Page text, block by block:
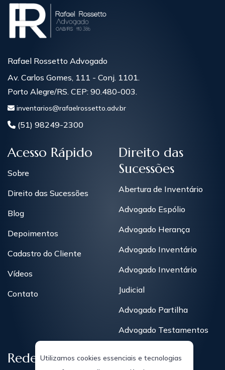
Rafael Rossetto Advogado
Av. Carlos Gomes, 111 - Conj. 1101.
Porto Alegre/RS. CEP: 90.480-003.
inventarios@rafaelrossetto.adv.br
(51) 98249-2300
Acesso Rápido
Sobre
Direito das Sucessões
Blog
Depoimentos
Cadastro do Cliente
Vídeos
Contato
Direito das
Sucessões
Abertura de Inventário
Advogado Espólio
Advogado Herança
Advogado Inventário
Advogado Inventário
Judicial
Advogado Partilha
Advogado Testamentos
Redes Sociais
Utilizamos cookies essenciais e tecnologias